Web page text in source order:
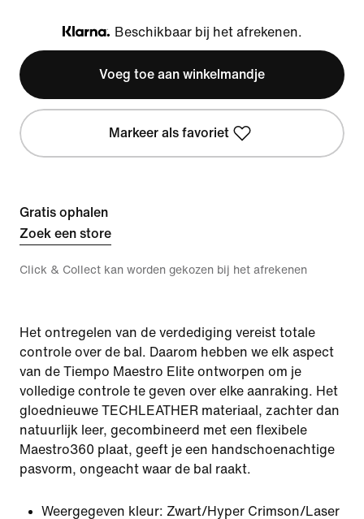
Klarna
Beschikbaar bij het afrekenen.
Voeg toe aan winkelmandje
Markeer als favoriet
Gratis ophalen
Zoek een store
Click & Collect kan worden gekozen bij het afrekenen
Het ontregelen van de verdediging vereist totale
controle over de bal. Daarom hebben we elk aspect
van de Tiempo Maestro Elite ontworpen om je
volledige controle te geven over elke aanraking. Het
gloednieuwe TECHLEATHER materiaal, zachter dan
natuurlijk leer, gecombineerd met een flexibele
Maestro360 plaat, geeft je een handschoenachtige
pasvorm, ongeacht waar de bal raakt.
Weergegeven kleur: Zwart/Hyper Crimson/Laser